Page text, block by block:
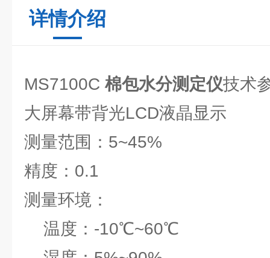
详情介绍
MS7100C 棉包水分测定仪技术
大屏幕带背光LCD液晶显示
测量范围：5~45%
精度：0.1
测量环境：
温度：-10℃~60℃